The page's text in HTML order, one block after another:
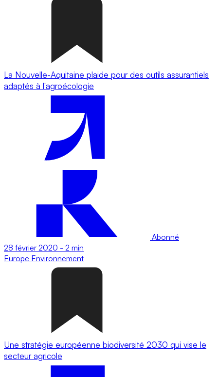
La Nouvelle-Aquitaine plaide pour des outils assurantiels
adaptés à l'agroécologie
Abonné
28 février 2020 - 2 min
Europe Environnement
Une stratégie européenne biodiversité 2030 qui vise le
secteur agricole